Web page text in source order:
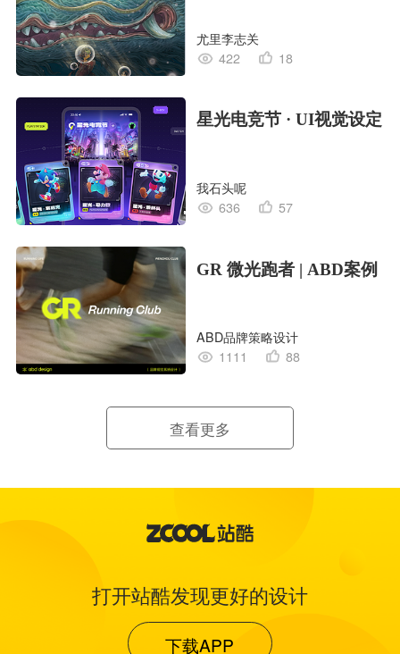
尤里李志关
422
18
星光电竞节 · UI视觉设定
我石头呢
636
57
GR 微光跑者 | ABD案例
ABD品牌策略设计
1111
88
查看更多
打开站酷发现更好的设计
下载APP